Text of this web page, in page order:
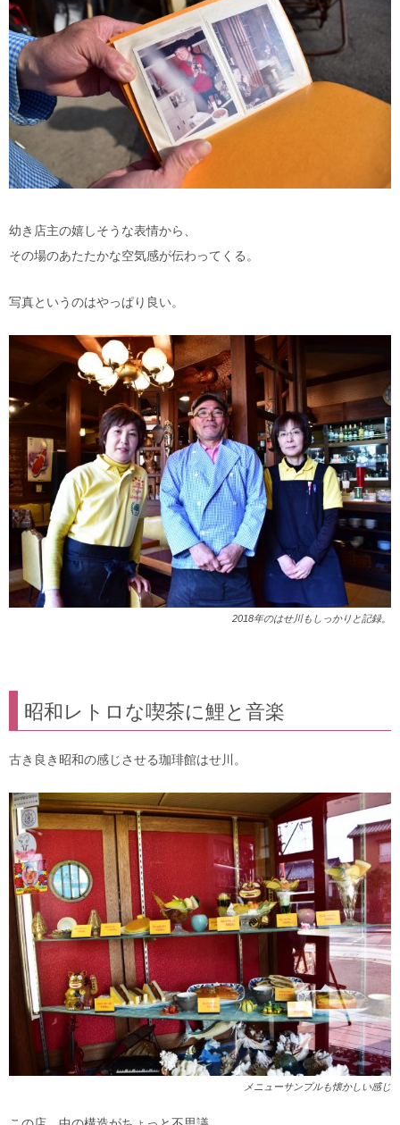
幼き店主の嬉しそうな表情から、
その場のあたたかな空気感が伝わってくる。
写真というのはやっぱり良い。
2018年のはせ川もしっかりと記録。
昭和レトロな喫茶に鯉と音楽
古き良き昭和の感じさせる珈琲館はせ川。
メニューサンプルも懐かしい感じ